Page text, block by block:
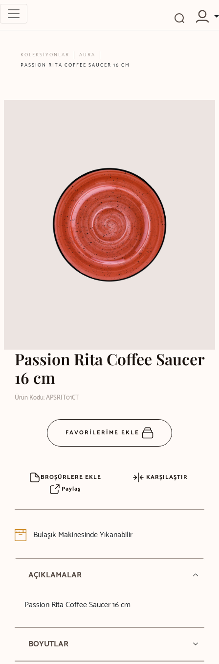
KOLEKSİYONLAR
AURA
PASSION RITA COFFEE SAUCER 16 CM
Passion Rita Coffee Saucer
16 cm
Ürün Kodu: APSRIT01CT
FAVORİLERİME EKLE
BROŞÜRLERE EKLE
KARŞILAŞTIR
Paylaş
Bulaşık Makinesinde Yıkanabilir
AÇIKLAMALAR
Passion Rita Coffee Saucer 16 cm
BOYUTLAR